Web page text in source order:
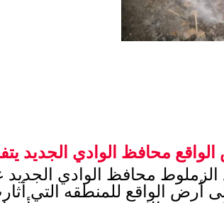
محافظ الوادي الجديد